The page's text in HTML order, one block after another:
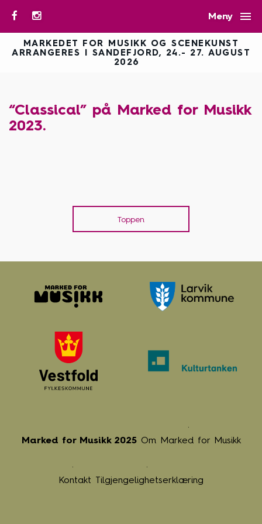
Meny 
MARKEDET FOR MUSIKK OG SCENEKUNST
ARRANGERES I SANDEFJORD, 24.- 27. AUGUST
2026
“Classical” på Marked for Musikk
2023.
Toppen
Marked for Musikk 2025 Om Marked for Musikk
Kontakt Tilgjengelighetserklæring